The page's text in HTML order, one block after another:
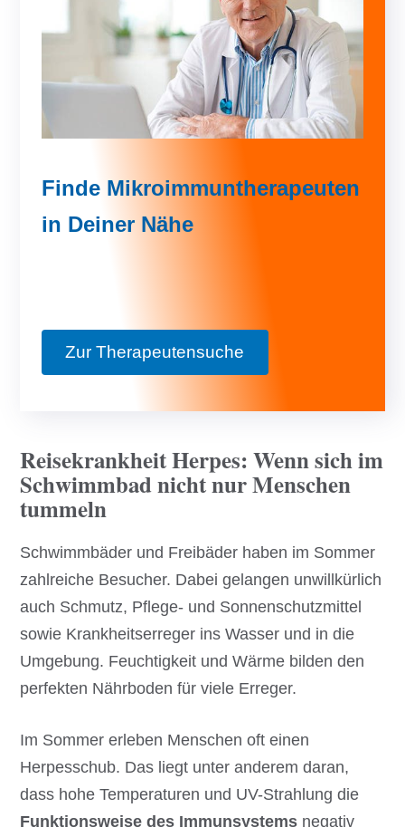
Finde Mikroimmuntherapeuten
in Deiner Nähe
Zur Therapeutensuche
Reisekrankheit Herpes: Wenn sich im
Schwimmbad nicht nur Menschen
tummeln
Schwimmbäder und Freibäder haben im Sommer
zahlreiche Besucher. Dabei gelangen unwillkürlich
auch Schmutz, Pflege- und Sonnenschutzmittel
sowie Krankheitserreger ins Wasser und in die
Umgebung. Feuchtigkeit und Wärme bilden den
perfekten Nährboden für viele Erreger.
Im Sommer erleben Menschen oft einen
Herpesschub. Das liegt unter anderem daran,
dass hohe Temperaturen und UV-Strahlung die
Funktionsweise des Immunsystems negativ